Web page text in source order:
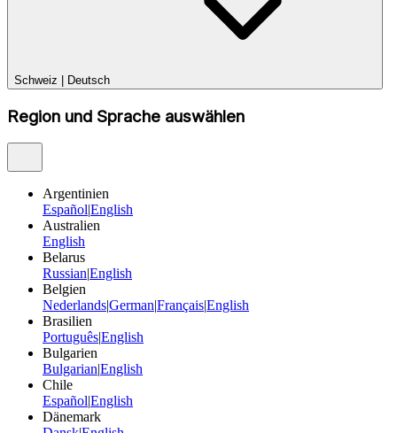
Schweiz Deutsch
Region und Sprache auswählen
Argentinien
EspañolEnglish
Australien
English
Belarus
RussianEnglish
Belgien
NederlandsGermanFrançaisEnglish
Brasilien
PortuguêsEnglish
Bulgarien
BulgarianEnglish
Chile
EspañolEnglish
Dänemark